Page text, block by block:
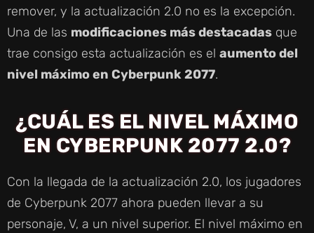
remover, y la actualización 2.0 no es la excepción.
Una de las modificaciones más destacadas que
trae consigo esta actualización es el aumento del
nivel máximo en Cyberpunk 2077.
¿CUÁL ES EL NIVEL MÁXIMO
EN CYBERPUNK 2077 2.0?
Con la llegada de la actualización 2.0, los jugadores
de Cyberpunk 2077 ahora pueden llevar a su
personaje, V, a un nivel superior. El nivel máximo en